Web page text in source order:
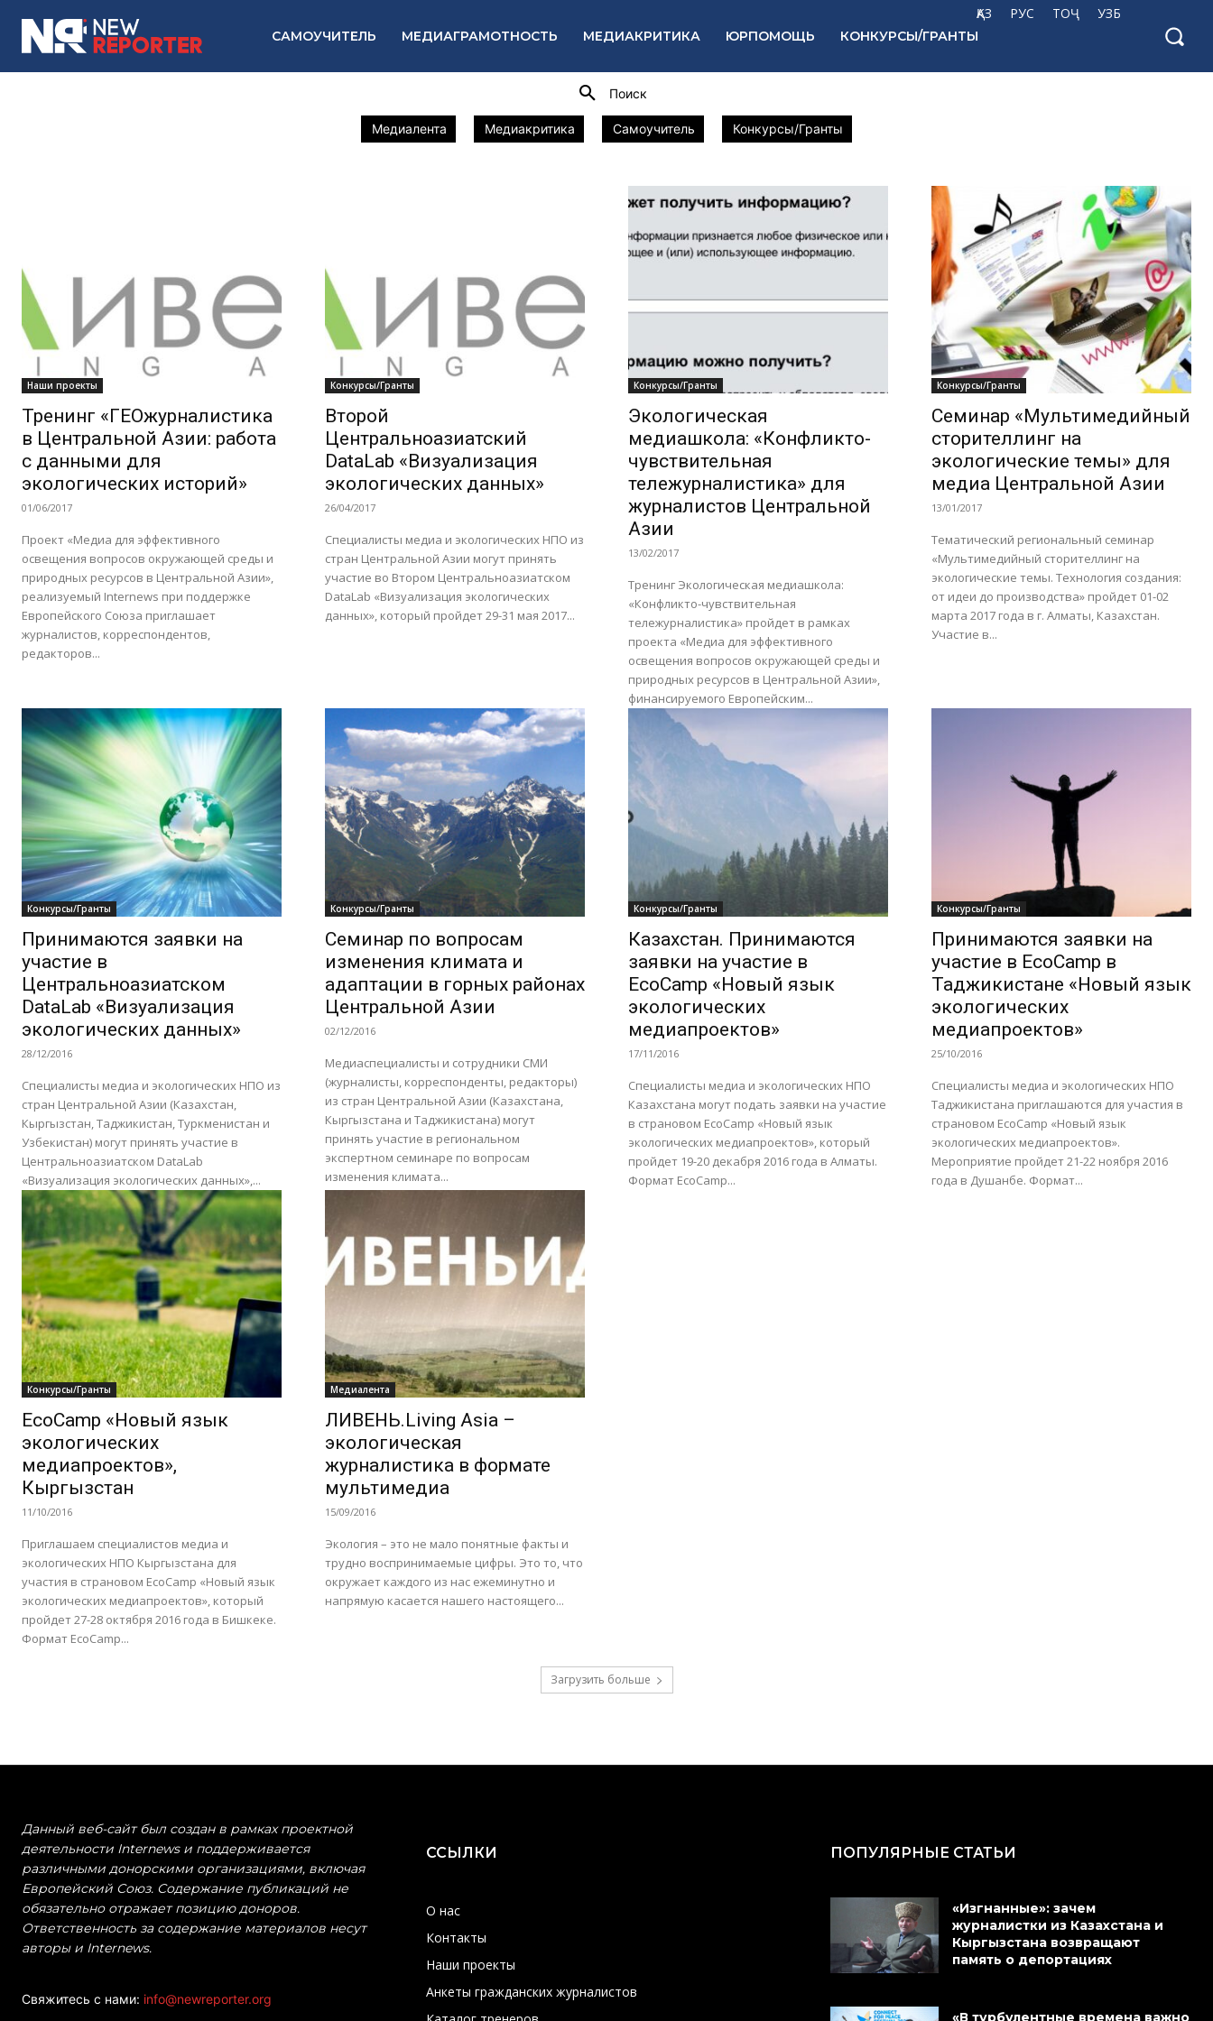
ҚАЗ РУС ТОҶ УЗБ
САМОУЧИТЕЛЬ МЕДИАГРАМОТНОСТЬ МЕДИАКРИТИКА ЮРПОМОЩЬ КОНКУРСЫ/ГРАНТЫ
Поиск
Медиалента Медиакритика Самоучитель Конкурсы/Гранты
Наши проекты
Тренинг «ГЕОжурналистика
в Центральной Азии: работа
с данными для
экологических историй»
01/06/2017
Проект «Медиа для эффективного
освещения вопросов окружающей среды и
природных ресурсов в Центральной Азии»,
реализуемый Internews при поддержке
Европейского Союза приглашает
журналистов, корреспондентов,
редакторов...
Конкурсы/Гранты
Второй
Центральноазиатский
DataLab «Визуализация
экологических данных»
26/04/2017
Специалисты медиа и экологических НПО из
стран Центральной Азии могут принять
участие во Втором Центральноазиатском
DataLab «Визуализация экологических
данных», который пройдет 29-31 мая 2017...
Конкурсы/Гранты
Экологическая
медиашкола: «Конфликто-
чувствительная
тележурналистика» для
журналистов Центральной
Азии
13/02/2017
Тренинг Экологическая медиашкола:
«Конфликто-чувствительная
тележурналистика» пройдет в рамках
проекта «Медиа для эффективного
освещения вопросов окружающей среды и
природных ресурсов в Центральной Азии»,
финансируемого Европейским...
Конкурсы/Гранты
Семинар «Мультимедийный
сторителлинг на
экологические темы» для
медиа Центральной Азии
13/01/2017
Тематический региональный семинар
«Мультимедийный сторителлинг на
экологические темы. Технология создания:
от идеи до производства» пройдет 01-02
марта 2017 года в г. Алматы, Казахстан.
Участие в...
Конкурсы/Гранты
Принимаются заявки на
участие в
Центральноазиатском
DataLab «Визуализация
экологических данных»
28/12/2016
Специалисты медиа и экологических НПО из
стран Центральной Азии (Казахстан,
Кыргызстан, Таджикистан, Туркменистан и
Узбекистан) могут принять участие в
Центральноазиатском DataLab
«Визуализация экологических данных»,...
Конкурсы/Гранты
Семинар по вопросам
изменения климата и
адаптации в горных районах
Центральной Азии
02/12/2016
Медиаспециалисты и сотрудники СМИ
(журналисты, корреспонденты, редакторы)
из стран Центральной Азии (Казахстана,
Кыргызстана и Таджикистана) могут
принять участие в региональном
экспертном семинаре по вопросам
изменения климата...
Конкурсы/Гранты
Казахстан. Принимаются
заявки на участие в
EcoCamp «Новый язык
экологических
медиапроектов»
17/11/2016
Специалисты медиа и экологических НПО
Казахстана могут подать заявки на участие
в страновом EcoCamp «Новый язык
экологических медиапроектов», который
пройдет 19-20 декабря 2016 года в Алматы.
Формат EcoCamp...
Конкурсы/Гранты
Принимаются заявки на
участие в EcoCamp в
Таджикистане «Новый язык
экологических
медиапроектов»
25/10/2016
Специалисты медиа и экологических НПО
Таджикистана приглашаются для участия в
страновом EcoCamp «Новый язык
экологических медиапроектов».
Мероприятие пройдет 21-22 ноября 2016
года в Душанбе. Формат...
Конкурсы/Гранты
EcoCamp «Новый язык
экологических
медиапроектов»,
Кыргызстан
11/10/2016
Приглашаем специалистов медиа и
экологических НПО Кыргызстана для
участия в страновом EcoCamp «Новый язык
экологических медиапроектов», который
пройдет 27-28 октября 2016 года в Бишкеке.
Формат EcoCamp...
Медиалента
ЛИВЕНЬ.Living Asia –
экологическая
журналистика в формате
мультимедиа
15/09/2016
Экология – это не мало понятные факты и
трудно воспринимаемые цифры. Это то, что
окружает каждого из нас ежеминутно и
напрямую касается нашего настоящего...
Загрузить больше
Данный веб-сайт был создан в рамках проектной
деятельности Internews и поддерживается
различными донорскими организациями, включая
Европейский Союз. Содержание публикаций не
обязательно отражает позицию доноров.
Ответственность за содержание материалов несут
авторы и Internews.
Свяжитесь с нами: info@newreporter.org
ССЫЛКИ
О нас
Контакты
Наши проекты
Анкеты гражданских журналистов
ПОПУЛЯРНЫЕ СТАТЬИ
«Изгнанные»: зачем
журналистки из Казахстана и
Кыргызстана возвращают
память о депортациях
«В турбулентные времена важно